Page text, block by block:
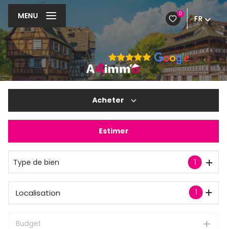
0
FR
MENU
Acheter
Estimer
Type de bien 1
1
Localisation
Budget